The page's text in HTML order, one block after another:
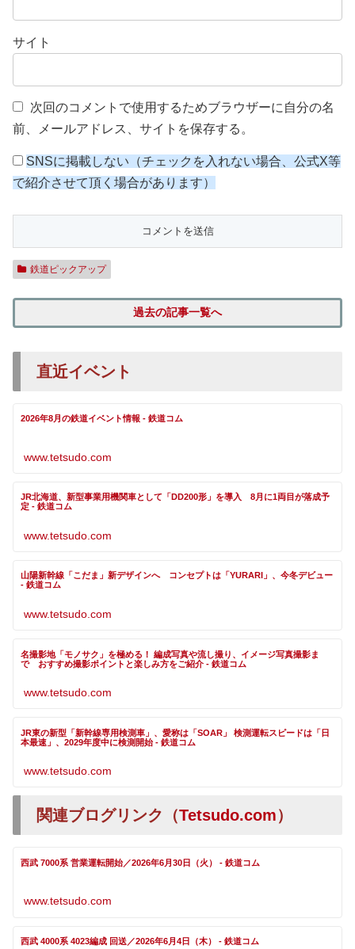
サイト
次回のコメントで使用するためブラウザーに自分の名
前、メールアドレス、サイトを保存する。
SNSに掲載しない（チェックを入れない場合、公式X等
で紹介させて頂く場合があります）
鉄道ピックアップ
過去の記事一覧へ
直近イベント
2026年8月の鉄道イベント情報 - 鉄道コム
www.tetsudo.com
JR北海道、新型事業用機関車として「DD200形」を導入 8月に1両目が落成予
定 - 鉄道コム
www.tetsudo.com
山陽新幹線「こだま」新デザインへ コンセプトは「YURARI」、今冬デビュー
- 鉄道コム
www.tetsudo.com
名撮影地「モノサク」を極める！ 編成写真や流し撮り、イメージ写真撮影ま
で おすすめ撮影ポイントと楽しみ方をご紹介 - 鉄道コム
www.tetsudo.com
JR東の新型「新幹線専用検測車」、愛称は「SOAR」 検測運転スピードは「日
本最速」、2029年度中に検測開始 - 鉄道コム
www.tetsudo.com
関連ブログリンク（Tetsudo.com）
西武 7000系 営業運転開始／2026年6月30日（火） - 鉄道コム
www.tetsudo.com
西武 4000系 4023編成 回送／2026年6月4日（木） - 鉄道コム